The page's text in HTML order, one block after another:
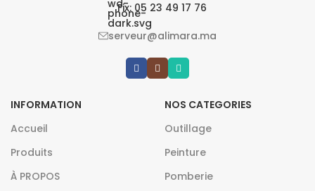
Fix: 05 23 49 17 76
serveur@alimara.ma
INFORMATION
Accueil
Produits
À PROPOS
NOS CATEGORIES
Outillage
Peinture
Pomberie